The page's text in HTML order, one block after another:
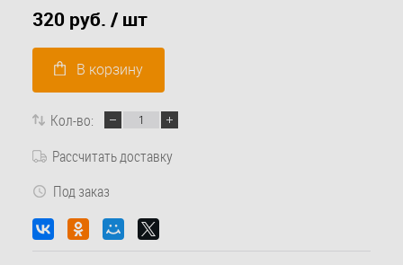
320 руб. / шт
В корзину
Кол-во:
Рассчитать доставку
Под заказ